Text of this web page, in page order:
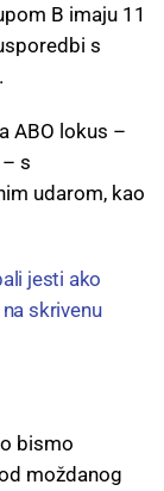
B imaju 11
s
ABO lokus –
s
udarom, kao
jesti ako
skrivenu
bismo
moždanog